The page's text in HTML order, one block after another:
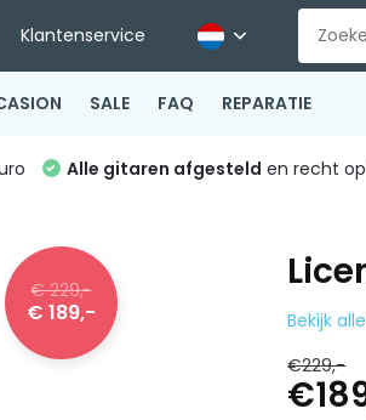
Klantenservice
SALE FAQ REPARATIE
Alle gitaren afgesteld en recht
€ 229,-
€ 189,- Bekijk
€229,-